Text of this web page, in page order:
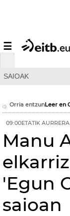
☰
SAIOAK
Orria entzunLeer en
09:00ETATIK AURRERA
Manu
'Egun
saioan